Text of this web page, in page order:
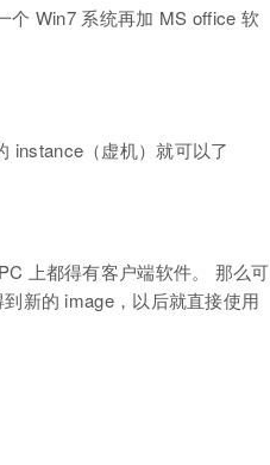
个 Win7 系统再加 MS office 软
instance（虚机）就可以了
上都得有客户端软件。 那么可
新的 image，以后就直接使用